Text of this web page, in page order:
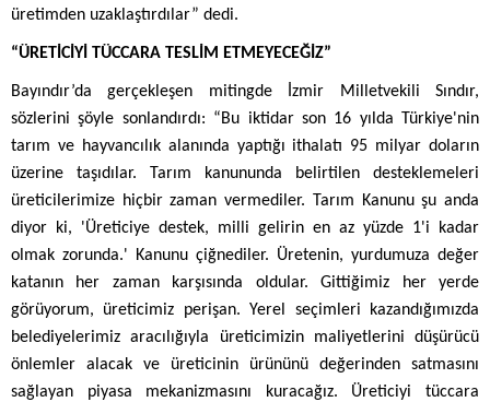
üretimden uzaklaştırdılar” dedi.
“ÜRETİCİYİ TÜCCARA TESLİM ETMEYECEĞİZ”
Bayındır’da gerçekleşen mitingde İzmir Milletvekili Sındır,
sözlerini şöyle sonlandırdı: “Bu iktidar son 16 yılda Türkiye'nin
tarım ve hayvancılık alanında yaptığı ithalatı 95 milyar doların
üzerine taşıdılar. Tarım kanununda belirtilen desteklemeleri
üreticilerimize hiçbir zaman vermediler. Tarım Kanunu şu anda
diyor ki, 'Üreticiye destek, milli gelirin en az yüzde 1'i kadar
olmak zorunda.' Kanunu çiğnediler. Üretenin, yurdumuza değer
katanın her zaman karşısında oldular. Gittiğimiz her yerde
görüyorum, üreticimiz perişan. Yerel seçimleri kazandığımızda
belediyelerimiz aracılığıyla üreticimizin maliyetlerini düşürücü
önlemler alacak ve üreticinin ürününü değerinden satmasını
sağlayan piyasa mekanizmasını kuracağız. Üreticiyi tüccara